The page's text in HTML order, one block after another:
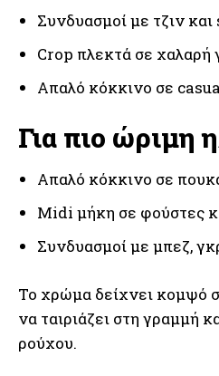
Συνδυασμοί με τζιν
Crop πλεκτά σε χαλαρή
Απαλό κόκκινο σε
Για πιο ώριμη
Απαλό κόκκινο σε
Midi μήκη σε φούστες
Συνδυασμοί με μπεζ,
Το χρώμα δείχνει κομψό
να ταιριάζει στη γραμμή
ρούχου.